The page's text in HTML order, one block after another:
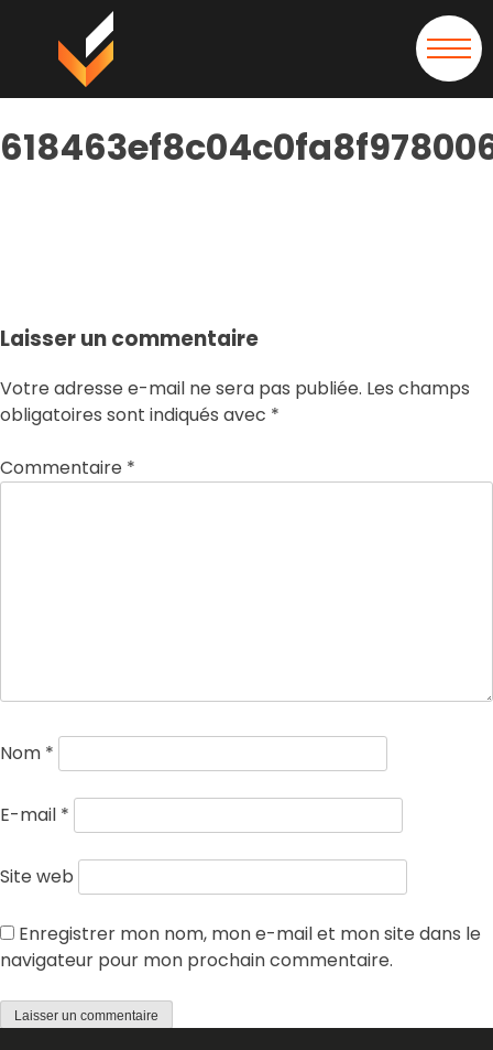
Laisser un commentaire
Votre adresse e-mail ne sera pas publiée. Les champs
obligatoires sont indiqués avec *
Commentaire *
Nom *
E-mail *
Site web
Enregistrer mon nom, mon e-mail et mon site dans le
navigateur pour mon prochain commentaire.